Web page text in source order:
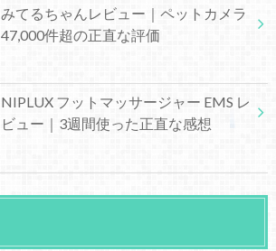
みてるちゃんレビュー｜ペットカメラ
47,000件超の正直な評価
NIPLUX フットマッサージャー EMS レ
ビュー｜3週間使った正直な感想